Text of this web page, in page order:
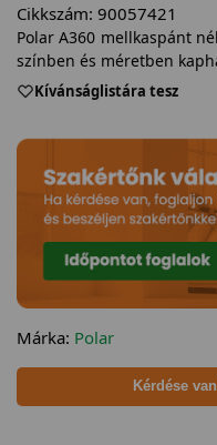
Cikkszám: 90057421
Polar A360 mellkaspánt
színben és méretben
Kívánságlistára tesz
Márka: Polar
Kérdése